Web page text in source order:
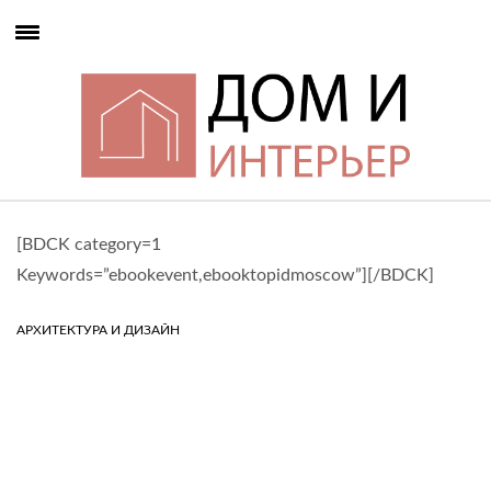
[BDCK category=1
Keywords=”ebookevent,ebooktopidmoscow”][/BDCK]
АРХИТЕКТУРА И ДИЗАЙН